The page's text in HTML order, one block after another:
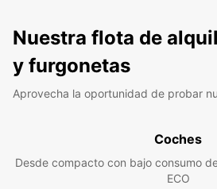
Nuestra flota de
y furgonetas
Aprovecha la oportunidad de probar
Coches
Desde compacto con bajo consumo
ECO